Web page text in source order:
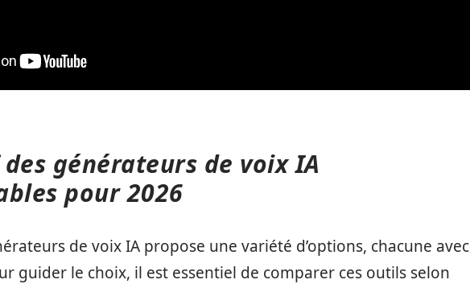
générateurs de voix IA
pour 2026
de voix IA propose une variété d’options, chacune avec
guider le choix, il est essentiel de comparer ces outils selon